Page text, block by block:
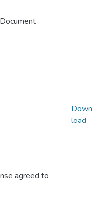
agreed to
Down
load